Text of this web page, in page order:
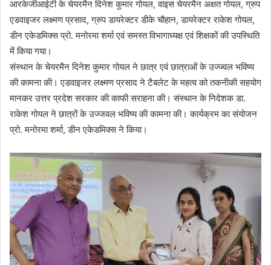
आरकेजीआईटी के चेयरमैन दिनेश कुमार गोयल, वाइस चेयरमैन अक्षत गोयल, ग्रुप
एडवाइजर लक्ष्मण प्रसाद, ग्रुप डायरेक्टर डीके चौहान, डायरेक्टर राकेश गोयल,
डीन एकेडमिक्स प्रो. मनोरमा शर्मा एवं समस्त विभागाध्यक्ष एवं शिक्षकों की उपस्थिति
में किया गया।
संस्थान के चेयरमैन दिनेश कुमार गोयल ने छात्र एवं छात्राओं के उज्ज्वल भविष्य
की कामना की। एडवाइजर लक्ष्मण प्रसाद ने टैबलेट के महत्व को तकनीकी सहयोग
मानकर उत्तर प्रदेश सरकार की काफी सराहना की। संस्थान के निदेशक डा.
राकेश गोयल ने छात्रों के उज्जवल भविष्य की कामना की। कार्यक्रम का संयोजन
प्रो. मनोरमा शर्मा, डीन एकेडमिक्स ने किया।